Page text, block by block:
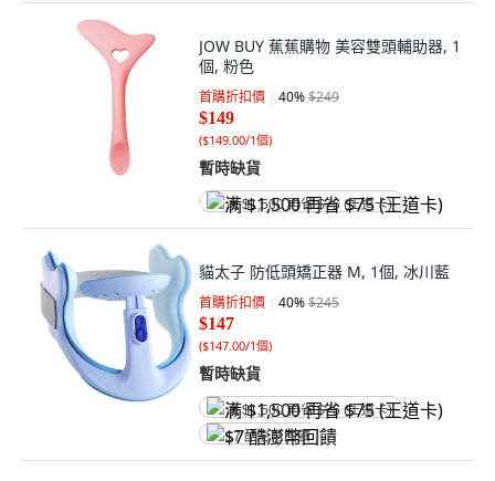
JOW BUY 蕉蕉購物 美容雙頭輔助器, 1
個, 粉色
首購折扣價 40%$249
$149
($149.00/1個)
暫時缺貨
满 $1,500 再省 $75 (王道卡)
貓太子 防低頭矯正器 M, 1個, 冰川藍
首購折扣價 40%$245
$147
($147.00/1個)
暫時缺貨
满 $1,500 再省 $75 (王道卡)
$7 酷澎幣回饋